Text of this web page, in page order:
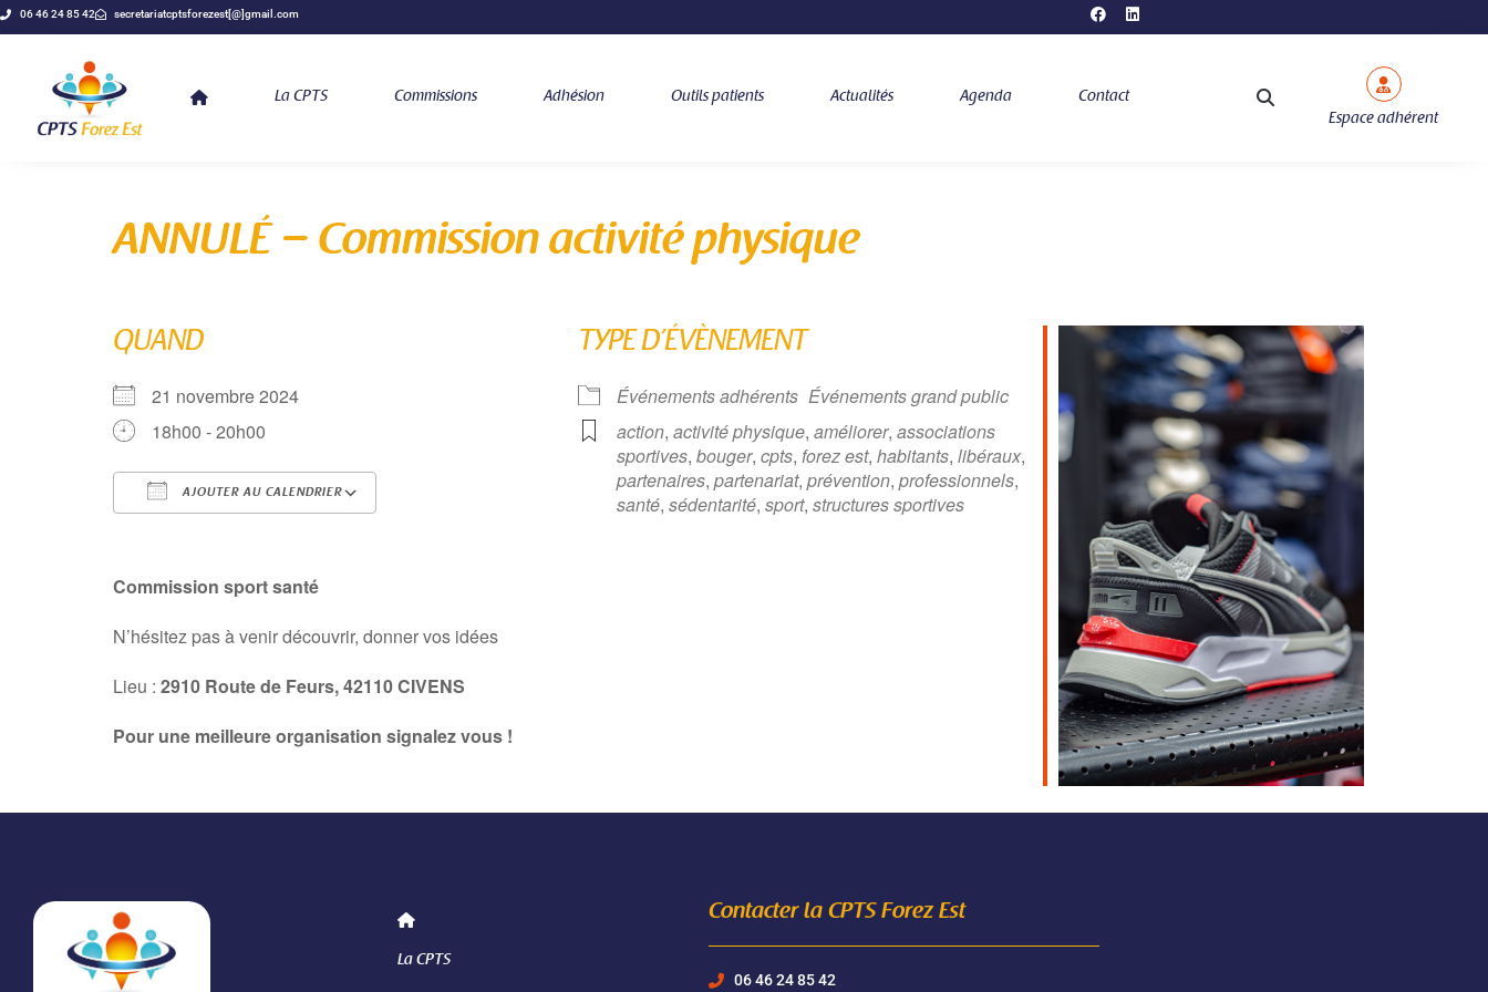
06 46 24 85 42 secretariatcptsforezest[@]gmail.com
La CPTS Commissions Adhésion Outils patients Actualités Agenda
Contact
Espace adhérent
ANNULÉ – Commission activité physique
QUAND
21 novembre 2024
18h00 - 20h00
AJOUTER AU CALENDRIER
Outlook Live
TYPE D’ÉVÈNEMENT
Événements adhérents Événements grand public
action, activité physique, améliorer, associations
sportives, bouger, cpts, forez est, habitants, libéraux,
partenaires, partenariat, prévention, professionnels,
santé, sédentarité, sport, structures sportives
Commission sport santé
N’hésitez pas à venir découvrir, donner vos idées
Lieu : 2910 Route de Feurs, 42110 CIVENS
Pour une meilleure organisation signalez vous !
La CPTS
Contacter la CPTS Forez Est
06 46 24 85 42